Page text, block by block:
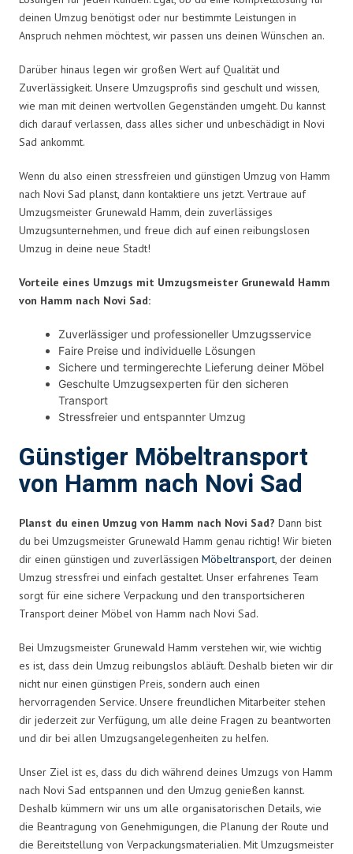
deinen Umzug benötigst oder nur bestimmte Leistungen in
Anspruch nehmen möchtest, wir passen uns deinen Wünschen an.
Darüber hinaus legen wir großen Wert auf Qualität und
Zuverlässigkeit. Unsere Umzugsprofis sind geschult und wissen,
wie man mit deinen wertvollen Gegenständen umgeht. Du kannst
dich darauf verlassen, dass alles sicher und unbeschädigt in Novi
Sad ankommt.
Wenn du also einen stressfreien und günstigen Umzug von Hamm
nach Novi Sad planst, dann kontaktiere uns jetzt. Vertraue auf
Umzugsmeister Grunewald Hamm, dein zuverlässiges
Umzugsunternehmen, und freue dich auf einen reibungslosen
Umzug in deine neue Stadt!
Vorteile eines Umzugs mit Umzugsmeister Grunewald Hamm
von Hamm nach Novi Sad:
Zuverlässiger und professioneller Umzugsservice
Faire Preise und individuelle Lösungen
Sichere und termingerechte Lieferung deiner Möbel
Geschulte Umzugsexperten für den sicheren
Transport
Stressfreier und entspannter Umzug
Günstiger Möbeltransport
von Hamm nach Novi Sad
Planst du einen Umzug von Hamm nach Novi Sad? Dann bist
du bei Umzugsmeister Grunewald Hamm genau richtig! Wir bieten
dir einen günstigen und zuverlässigen Möbeltransport, der deinen
Umzug stressfrei und einfach gestaltet. Unser erfahrenes Team
sorgt für eine sichere Verpackung und den transportsicheren
Transport deiner Möbel von Hamm nach Novi Sad.
Bei Umzugsmeister Grunewald Hamm verstehen wir, wie wichtig
es ist, dass dein Umzug reibungslos abläuft. Deshalb bieten wir dir
nicht nur einen günstigen Preis, sondern auch einen
hervorragenden Service. Unsere freundlichen Mitarbeiter stehen
dir jederzeit zur Verfügung, um alle deine Fragen zu beantworten
und dir bei allen Umzugsangelegenheiten zu helfen.
Unser Ziel ist es, dass du dich während deines Umzugs von Hamm
nach Novi Sad entspannen und den Umzug genießen kannst.
Deshalb kümmern wir uns um alle organisatorischen Details, wie
die Beantragung von Genehmigungen, die Planung der Route und
die Bereitstellung von Verpackungsmaterialien. Mit Umzugsmeister